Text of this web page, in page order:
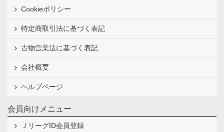
Cookieポリシー
特定商取引法に基づく表記
古物営業法に基づく表記
会社概要
ヘルプページ
会員向けメニュー
ＪリーグID会員登録